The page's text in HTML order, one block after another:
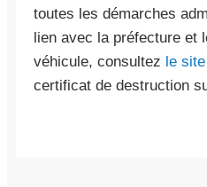
toutes les démarches
lien avec la préfecture
véhicule, consultez le
certificat de destruction